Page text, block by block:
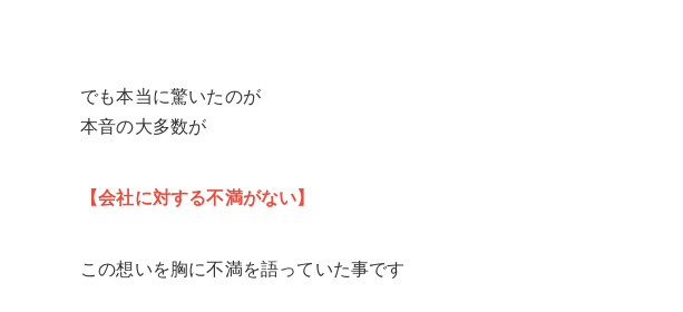
でも本当に驚いたのが
本音の大多数が
【会社に対する不満がない】
この想いを胸に不満を語っていた事です